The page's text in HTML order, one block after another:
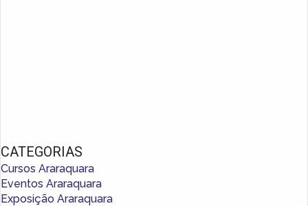
CATEGORIAS
Cursos Araraquara
Eventos Araraquara
Exposição Araraquara